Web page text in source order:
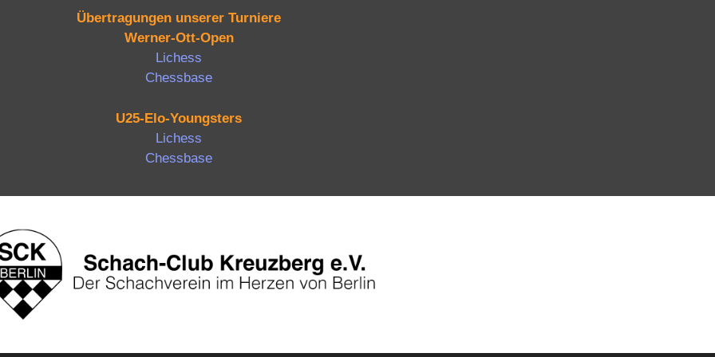
Übertragungen unserer Turniere
Werner-Ott-Open
Lichess
Chessbase
U25-Elo-Youngsters
Lichess
Chessbase